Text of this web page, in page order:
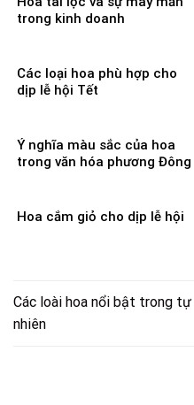
trong kinh doanh
Các loại hoa phù hợp cho
dịp lễ hội Tết
Ý nghĩa màu sắc của hoa
trong văn hóa phương Đông
Hoa cắm giỏ cho dịp lễ hội
Các loài hoa nổi bật trong tự
nhiên